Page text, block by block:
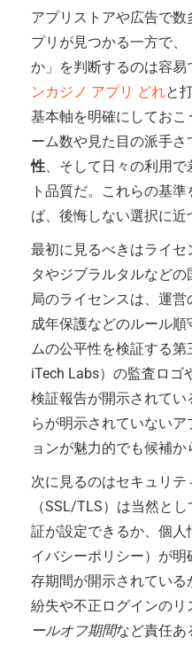
アプリストアや広告で
プリが見つかる一方で
か」を判断するのは容易
ンカジノ アプリ どれと
基本軸を明確にしてお
ーム数や見た目の派手さ
性、そして日々の利用で
ト品質だ。これらの基
ば、後悔しない選択に近
最初に見るべきはライ
タやジブラルタルなど
局のライセンスは、運
成年保護などのルール
ムの公平性を検証する第
iTech Labs）の監査ロゴ
検証報告が開示されて
らが明示されていない
ョンが魅力的でも候補か
次に見るのはセキュリ
（SSL/TLS）は当然と
証が設定できるか、個
イバシーポリシー）が
存期間が開示されてい
紛失や不正ログインのリ
ールオフ期間など責任あ